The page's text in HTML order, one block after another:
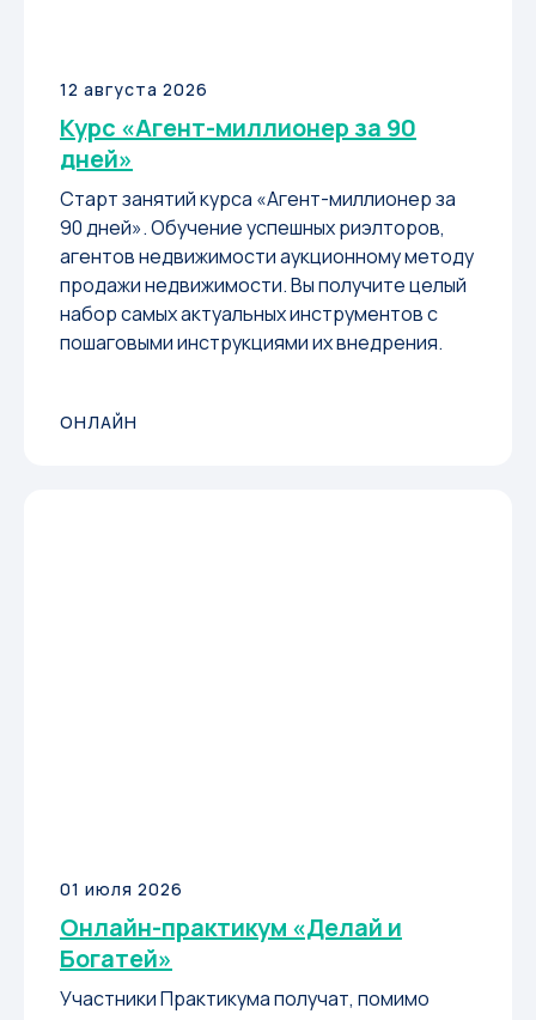
12 августа 2026
Курс «Агент-миллионер за 90
дней»
Старт занятий курса «Агент-миллионер за
90 дней». Обучение успешных риэлторов,
агентов недвижимости аукционному методу
продажи недвижимости. Вы получите целый
набор самых актуальных инструментов с
пошаговыми инструкциями их внедрения.
ОНЛАЙН
01 июля 2026
Онлайн-практикум «Делай и
Богатей»
Участники Практикума получат, помимо